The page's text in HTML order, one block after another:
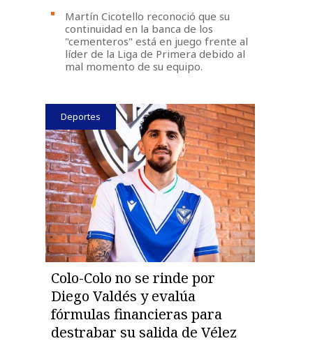
Martín Cicotello reconoció que su
continuidad en la banca de los
"cementeros" está en juego frente al
líder de la Liga de Primera debido al
mal momento de su equipo.
Deportes
Colo-Colo no se rinde por
Diego Valdés y evalúa
fórmulas financieras para
destrabar su salida de Vélez